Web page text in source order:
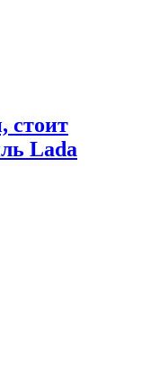
стоит
Lada